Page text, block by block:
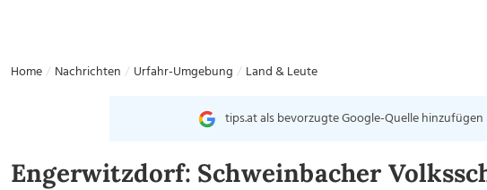
Home Nachrichten Urfahr-Umgebung Land & Leute
tips.at als bevorzugte Google-Quelle hinzufügen
Engerwitzdorf: Schweinbacher